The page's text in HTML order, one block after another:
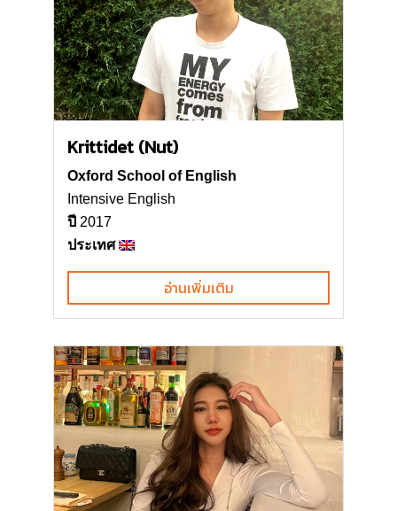
Krittidet (Nut)
Oxford School of English
Intensive English
ปี 2017
ประเทศ
อ่านเพิ่มเติม